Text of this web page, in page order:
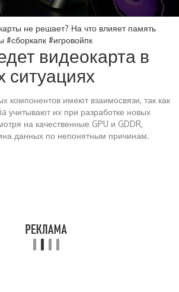
не решает? На что влияет память
#сборкапк #игровойпк
видеокарта в
ситуациях
компонентов имеют взаимосвязи, так как
учитывают их при разработке новых
на качественные GPU и GDDR,
данных по непонятным причинам.